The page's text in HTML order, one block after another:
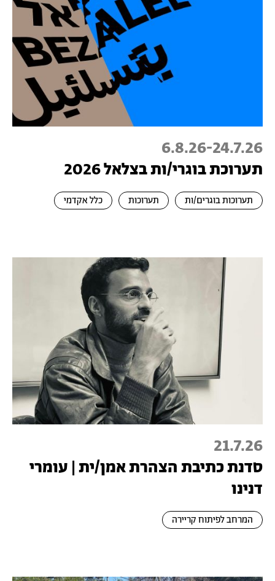
24.7.26
-
6.8.26
תערוכת בוגרי/ות בצלאל 2026
תערוכות בוגרים/ות תערוכות כלל אקדמי
21.7.26
סדנת כתיבת הצהרת אמן/ית | עומרי
דנינו
המרחב לפיתוח קריירה